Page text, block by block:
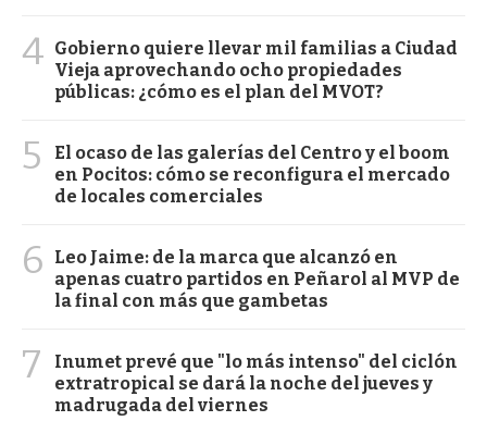
4 Gobierno quiere llevar mil familias a Ciudad
Vieja aprovechando ocho propiedades
públicas: ¿cómo es el plan del MVOT?
5
El ocaso de las galerías del Centro y el boom
en Pocitos: cómo se reconfigura el mercado
de locales comerciales
6
Leo Jaime: de la marca que alcanzó en
apenas cuatro partidos en Peñarol al MVP de
la final con más que gambetas
7
Inumet prevé que "lo más intenso" del ciclón
extratropical se dará la noche del jueves y
madrugada del viernes